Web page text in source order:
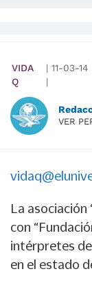
VIDA
Q
|11-03-14
|
VER
La asociación
con
intérpretes de
en el estado